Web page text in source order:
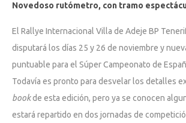
Novedoso rutómetro, con tramo
El Rallye Internacional Villa de Adeje BP
disputará los días 25 y 26 de noviembre y
puntuable para el Súper Campeonato de
Todavía es pronto para desvelar los detalles
bookde esta edición, pero ya se conocen
estará repartido en dos jornadas de